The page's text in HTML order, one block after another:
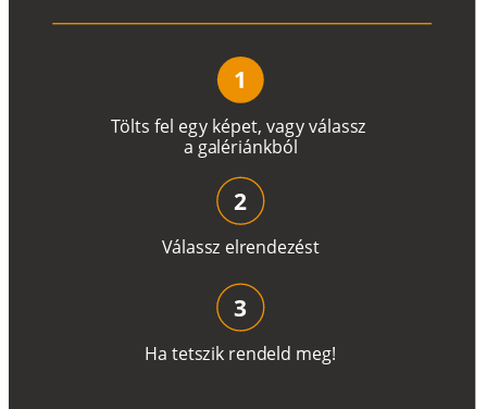
Tölts fel egy képet, vagyválassz
a galériánkból
1
Válassz elrendezést
2
Ha tetszik rendeld meg!
3